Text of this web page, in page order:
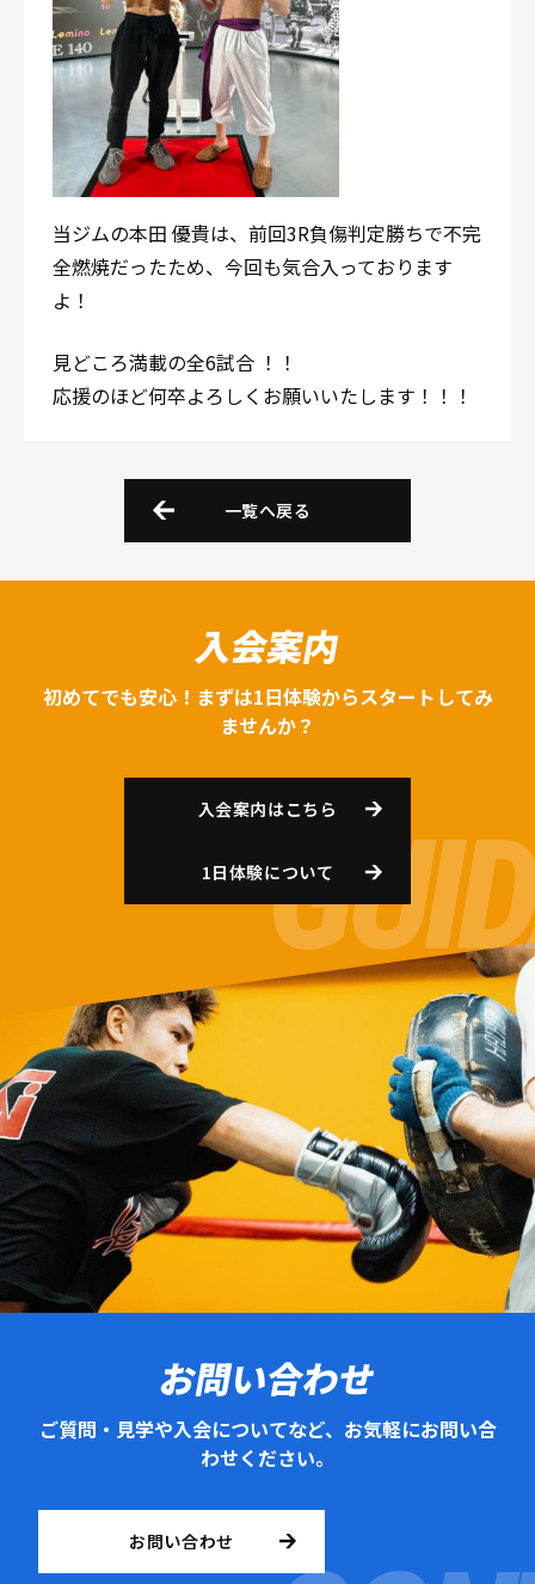
当ジムの本田 優貴は、前回3R負傷判定勝ちで不完
全燃焼だったため、今回も気合入っております
よ！
見どころ満載の全6試合 ！！
応援のほど何卒よろしくお願いいたします！！！
一覧へ戻る
入会案内
初めてでも安心！まずは1日体験からスタートしてみ
ませんか？
入会案内はこちら
1日体験について
お問い合わせ
ご質問・見学や入会についてなど、お気軽にお問い合
わせください。
お問い合わせ